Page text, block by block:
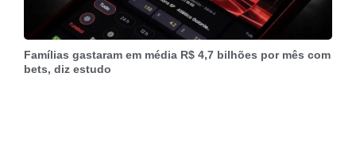
Famílias gastaram em média R$ 4,7 bilhões por mês com
bets, diz estudo